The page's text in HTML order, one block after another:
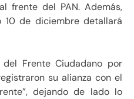
frente del PAN. Además,
10 de diciembre detallará
Frente Ciudadano por
su alianza con el
dejando de lado lo